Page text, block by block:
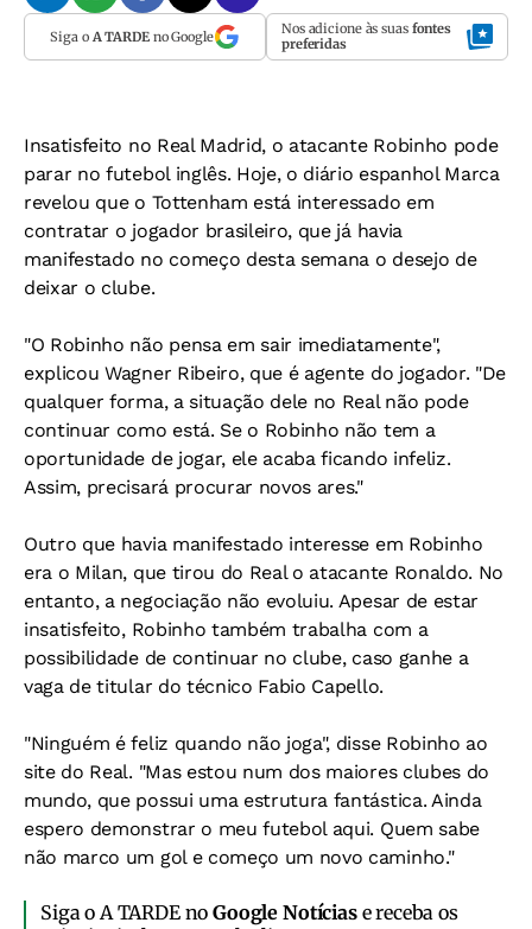
Siga o A TARDEno Google Nos adicione às suas fontes
preferidas
Insatisfeito no Real Madrid, o atacante Robinho pode
parar no futebol inglês. Hoje, o diário espanhol Marca
revelou que o Tottenham está interessado em
contratar o jogador brasileiro, que já havia
manifestado no começo desta semana o desejo de
deixar o clube.
"O Robinho não pensa em sair imediatamente",
explicou Wagner Ribeiro, que é agente do jogador. "De
qualquer forma, a situação dele no Real não pode
continuar como está. Se o Robinho não tem a
oportunidade de jogar, ele acaba ficando infeliz.
Assim, precisará procurar novos ares."
Outro que havia manifestado interesse em Robinho
era o Milan, que tirou do Real o atacante Ronaldo. No
entanto, a negociação não evoluiu. Apesar de estar
insatisfeito, Robinho também trabalha com a
possibilidade de continuar no clube, caso ganhe a
vaga de titular do técnico Fabio Capello.
"Ninguém é feliz quando não joga", disse Robinho ao
site do Real. "Mas estou num dos maiores clubes do
mundo, que possui uma estrutura fantástica. Ainda
espero demonstrar o meu futebol aqui. Quem sabe
não marco um gol e começo um novo caminho."
Siga o A TARDE noGoogle Notíciase receba os